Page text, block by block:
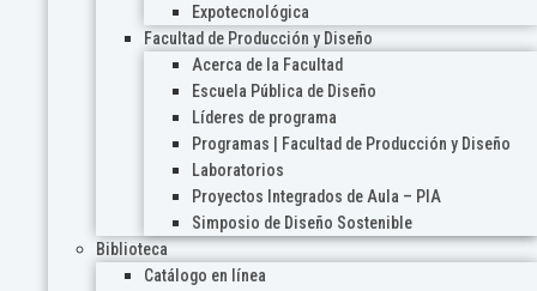
Expotecnológica
Facultad de Producción y Diseño
Acerca de la Facultad
Escuela Pública de Diseño
Líderes de programa
Programas | Facultad de Producción y Diseño
Laboratorios
Proyectos Integrados de Aula – PIA
Simposio de Diseño Sostenible
Biblioteca
Catálogo en línea